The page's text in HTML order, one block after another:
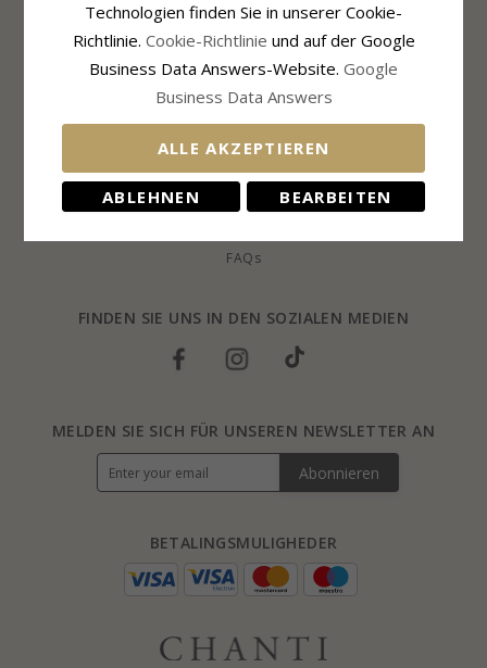
CHANTI Club
Kontakt
Cookies- und Datenschutzrichtlinie
Einwilligungseinstellungen
KUNDENDIENST
Rucksendung
Ringgrössen
FAQs
FINDEN SIE UNS IN DEN SOZIALEN MEDIEN
BETALINGSMULIGHEDER
MELDEN SIE SICH FÜR UNSEREN NEWSLETTER AN
Abonnieren
Technologien finden Sie in unserer Cookie-
Richtlinie. Cookie-Richtlinie und auf der Google
Business Data Answers-Website. Google
Business Data Answers
ALLE AKZEPTIEREN
ABLEHNEN BEARBEITEN